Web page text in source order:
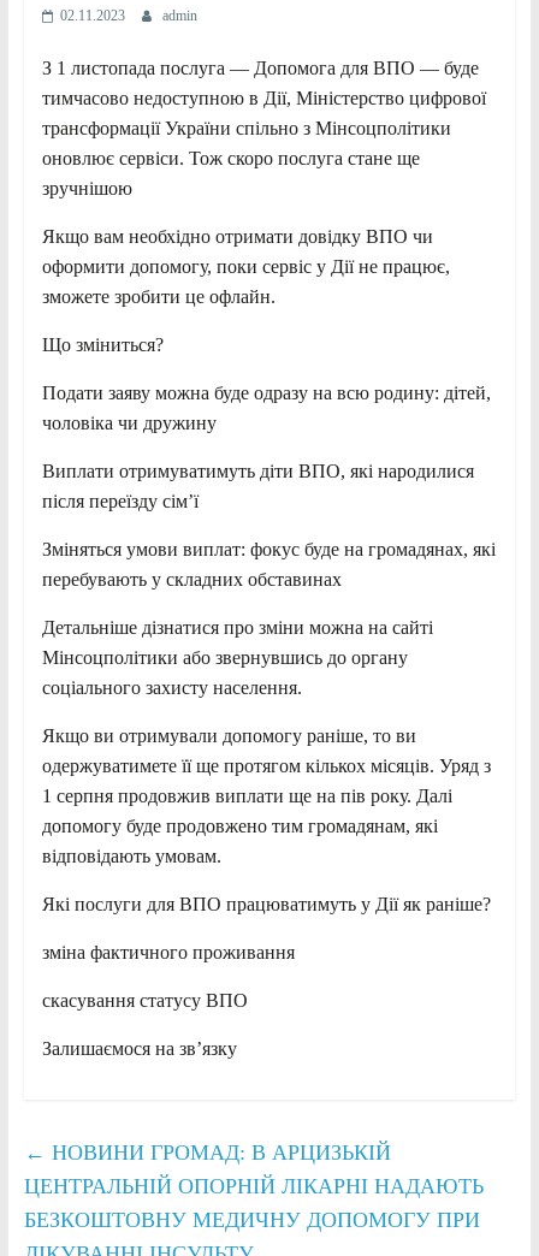
02.11.2023 admin
З 1 листопада послуга — Допомога для ВПО — буде
тимчасово недоступною в Дії, Міністерство цифрової
трансформації України спільно з Мінсоцполітики
оновлює сервіси. Тож скоро послуга стане ще
зручнішою
Якщо вам необхідно отримати довідку ВПО чи
оформити допомогу, поки сервіс у Дії не працює,
зможете зробити це офлайн.
Що зміниться?
Подати заяву можна буде одразу на всю родину: дітей,
чоловіка чи дружину
Виплати отримуватимуть діти ВПО, які народилися
після переїзду сімʼї
Зміняться умови виплат: фокус буде на громадянах, які
перебувають у складних обставинах
Детальніше дізнатися про зміни можна на сайті
Мінсоцполітики або звернувшись до органу
соціального захисту населення.
Якщо ви отримували допомогу раніше, то ви
одержуватимете її ще протягом кількох місяців. Уряд з
1 серпня продовжив виплати ще на пів року. Далі
допомогу буде продовжено тим громадянам, які
відповідають умовам.
Які послуги для ВПО працюватимуть у Дії як раніше?
зміна фактичного проживання
скасування статусу ВПО
Залишаємося на звʼязку
← НОВИНИ ГРОМАД: В АРЦИЗЬКІЙ
ЦЕНТРАЛЬНІЙ ОПОРНІЙ ЛІКАРНІ НАДАЮТЬ
БЕЗКОШТОВНУ МЕДИЧНУ ДОПОМОГУ ПРИ